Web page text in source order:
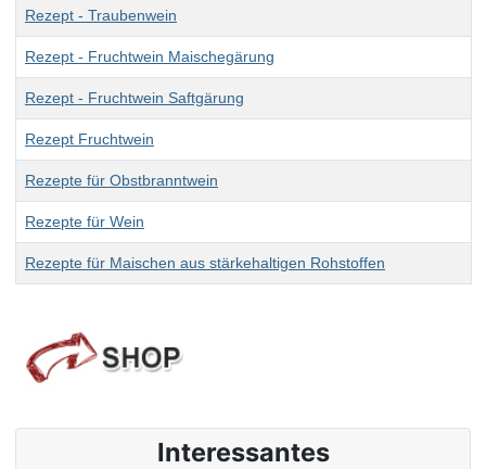
Rezept - Traubenwein
Rezept - Fruchtwein Maischegärung
Rezept - Fruchtwein Saftgärung
Rezept Fruchtwein
Rezepte für Obstbranntwein
Rezepte für Wein
Rezepte für Maischen aus stärkehaltigen Rohstoffen
Interessantes